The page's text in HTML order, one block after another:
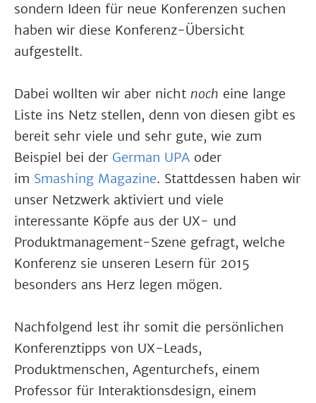
sondern Ideen für neue Konferenzen suchen
haben wir diese Konferenz-Übersicht
aufgestellt.
Dabei wollten wir aber nicht noch eine lange
Liste ins Netz stellen, denn von diesen gibt es
bereit sehr viele und sehr gute, wie zum
Beispiel bei der German UPA oder
im Smashing Magazine. Stattdessen haben wir
unser Netzwerk aktiviert und viele
interessante Köpfe aus der UX- und
Produktmanagement-Szene gefragt, welche
Konferenz sie unseren Lesern für 2015
besonders ans Herz legen mögen.
Nachfolgend lest ihr somit die persönlichen
Konferenztipps von UX-Leads,
Produktmenschen, Agenturchefs, einem
Professor für Interaktionsdesign, einem